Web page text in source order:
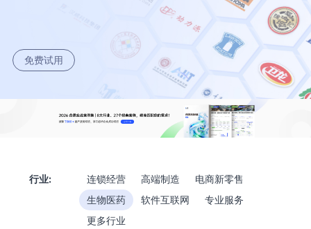
免费试用
行业: 连锁经营 高端制造
电商新零售
生物医药
软件互联网
专业服务
更多行业